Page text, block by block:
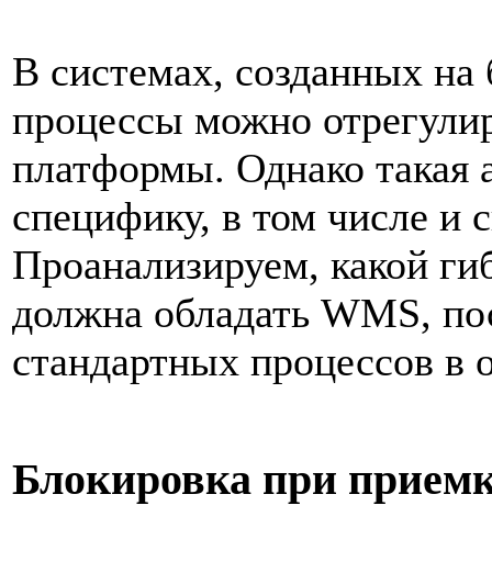
В системах, созданных на
процессы можно
платформы. Однако такая
специфику, в том числе и
Проанализируем, какой
должна обладать WMS,
стандартных процессов в
Блокировка при